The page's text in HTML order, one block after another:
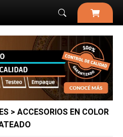
> ACCESORIOS EN COLOR